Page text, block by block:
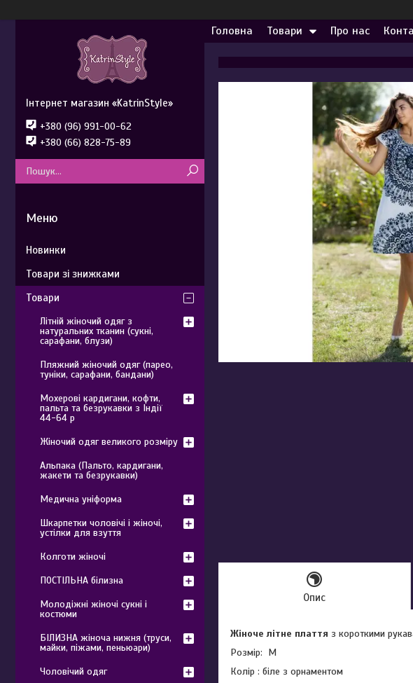
Головна Товари Про нас
Опис
Жіноче літне плаття з короткими
Розмір: M
Колір : біле з орнаментом
Інтернет магазин «KatrinStyle»
+380 (96) 991-00-62
+380 (66) 828-75-89
Новинки
Товари зі знижками
Товари
Літній жіночий одяг з
натуральних тканин (сукні,
сарафани, блузи)
Пляжний жіночий одяг (парео,
туніки, сарафани, бандани)
Мохерові кардигани, кофти,
пальта та безрукавки з Індії
44-64 р
Жіночий одяг великого розміру
Альпака (Пальто, кардигани,
жакети та безрукавки)
Медична уніформа
Шкарпетки чоловічі і жіночі,
устілки для взуття
Колготи жіночі
ПОСТІЛЬНА білизна
Молодіжні жіночі сукні і
костюми
БІЛИЗНА жіноча нижня (труси,
майки, піжами, пеньюари)
Чоловічий одяг